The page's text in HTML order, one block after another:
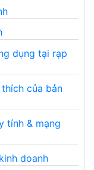
dụng tại rạp
của bản
tính & mạng
doanh